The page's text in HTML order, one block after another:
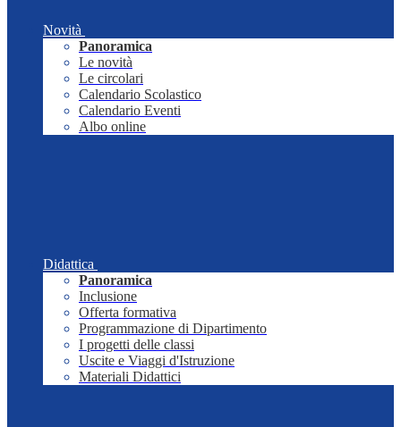
Novità
Panoramica
Le novità
Le circolari
Calendario Scolastico
Calendario Eventi
Albo online
Didattica
Panoramica
Inclusione
Offerta formativa
Programmazione di Dipartimento
I progetti delle classi
Uscite e Viaggi d'Istruzione
Materiali Didattici